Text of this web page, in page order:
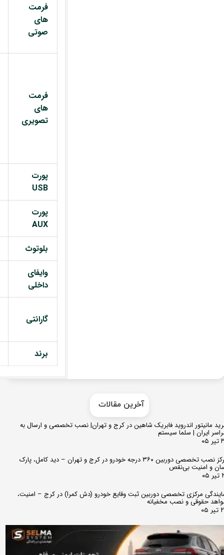
فرمت
های
صوتی
فرمت
های
تصویری
پورت
USB
پورت
AUX
بلوتوث
وایفای
داخلی
گارانتی
برند
مانیتور اندروید فابریک شاهین در کرج و تهران| نصب تخصصی و ارسال به
ایران | سلما سیستم
مرکز نصب تخصصی دوربین ۳۶۰ درجه خودرو در کرج و تهران – دید کامل، پارک
و امنیت بی‌نقص
مرکزی تخصصی دوربین ثبت وقایع خودرو (دش کمرا) در کرج – امنیت،
حقوقی و نصب مخفیانه
​​آخرین مقالات